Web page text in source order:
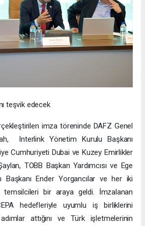
teşvik edecek
imza töreninde DAFZ Genel
Interlink Yönetim Kurulu Başkanı
Cumhuriyeti Dubai ve Kuzey Emirlikler
TOBB Başkan Yardımcısı ve Ege
Başkanı Ender Yorgancılar ve her iki
bir araya geldi. İmzalanan
hedefleriyle uyumlu iş birliklerini
attığını ve Türk işletmelerinin